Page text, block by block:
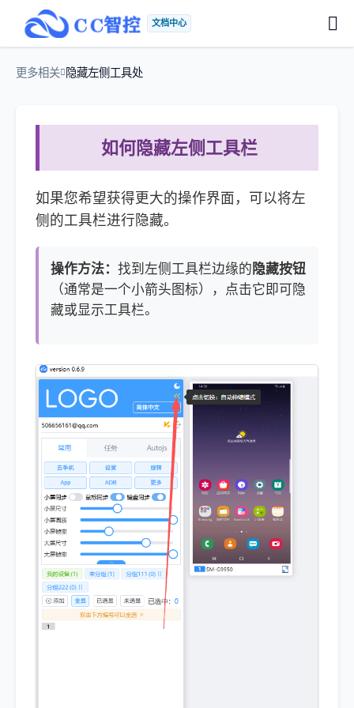
文档中心
更多相关 隐藏左侧工具处
如何隐藏左侧工具栏
如果您希望获得更大的操作界面，可以将左
侧的工具栏进行隐藏。
操作方法： 找到左侧工具栏边缘的隐藏按钮
（通常是一个小箭头图标），点击它即可隐
藏或显示工具栏。